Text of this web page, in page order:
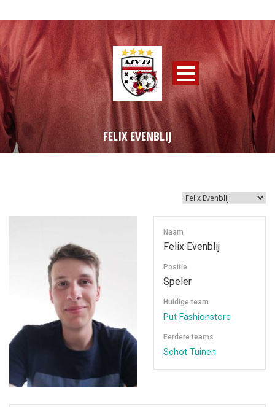
FELIX EVENBLIJ
Naam
Felix Evenblij
Positie
Speler
Huidige team
Put Fashionstore
Eerdere teams
Schot Tuinen